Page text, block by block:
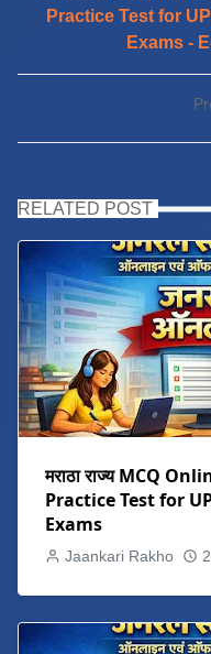
Practice Test for
Exams -
RELATED POST
मराठा राज्य MCQ
Practice Test for
Exams
Jaankari Rakho